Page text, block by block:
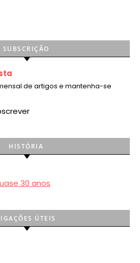
SUBSCRIÇÃO
de artigos e mantenha-se
HISTÓRIA
30 anos
ÚTEIS